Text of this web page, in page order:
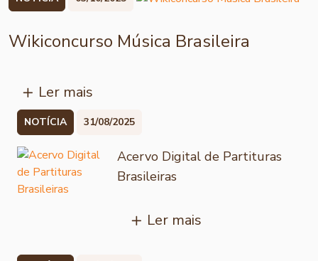
Wikiconcurso Música Brasileira
Ler mais
NOTÍCIA 31/08/2025
Acervo Digital de Partituras
Brasileiras
Ler mais